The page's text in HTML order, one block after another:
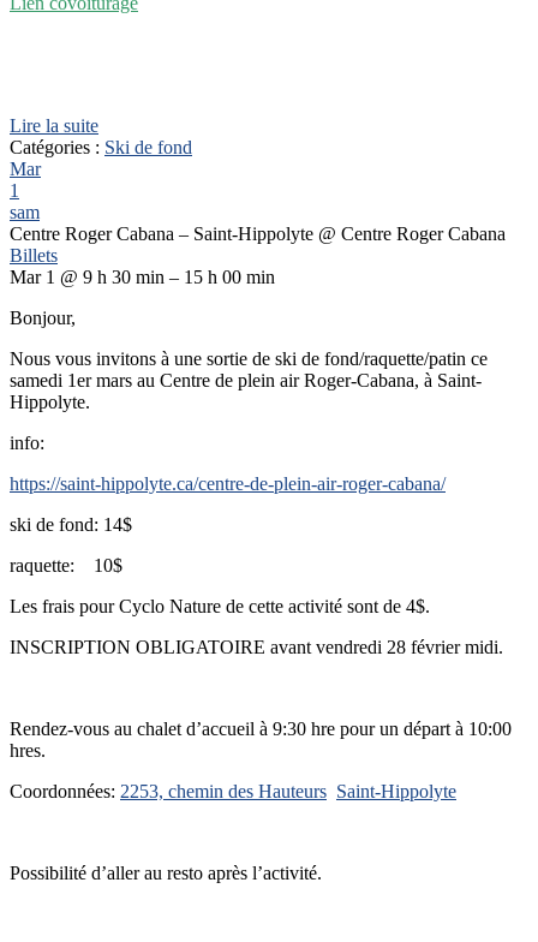
Lire la suite
Catégories : Ski de fond
Mar
1
sam
Centre Roger Cabana – Saint-Hippolyte @ Centre Roger Cabana
Billets
Mar 1 @ 9 h 30 min – 15 h 00 min
Bonjour,
Nous vous invitons à une sortie de ski de fond/raquette/patin ce
samedi 1er mars au Centre de plein air Roger-Cabana, à Saint-
Hippolyte.
info:
https://saint-hippolyte.ca/centre-de-plein-air-roger-cabana/
ski de fond: 14$
raquette: 10$
Les frais pour Cyclo Nature de cette activité sont de 4$.
INSCRIPTION OBLIGATOIRE avant vendredi 28 février midi.
Rendez-vous au chalet d’accueil à 9:30 hre pour un départ à 10:00
hres.
Coordonnées: 2253, chemin des Hauteurs Saint-Hippolyte
Possibilité d’aller au resto après l’activité.